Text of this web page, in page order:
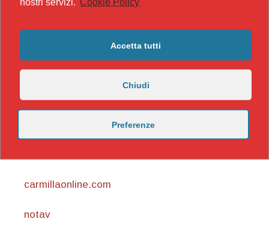
carmillaonline.com
notav
nostri servizi. Cookie Policy
Accetta tutti
Chiudi
Preferenze